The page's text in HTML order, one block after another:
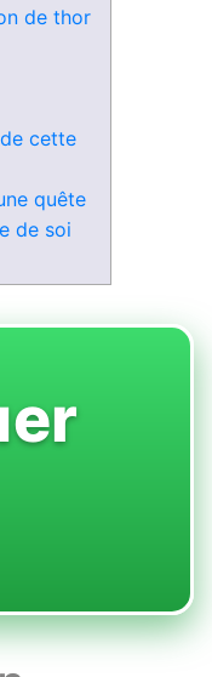
de thor
cette
quête
de soi